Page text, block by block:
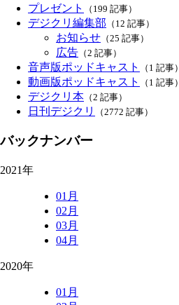
プレゼント （199 記事）
デジクリ編集部 （12 記事）
お知らせ （25 記事）
広告 （2 記事）
音声版ポッドキャスト （1 記事）
動画版ポッドキャスト （1 記事）
デジクリ本 （2 記事）
日刊デジクリ （2772 記事）
バックナンバー
2021年
01月
02月
03月
04月
2020年
01月